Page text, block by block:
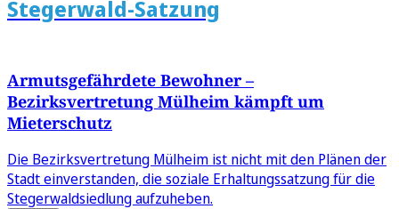
Stegerwald-Satzung
Armutsgefährdete Bewohner –
Bezirksvertretung Mülheim kämpft um
Mieterschutz
Die Bezirksvertretung Mülheim ist nicht mit den Plänen der
Stadt einverstanden, die soziale Erhaltungssatzung für die
Stegerwaldsiedlung aufzuheben.